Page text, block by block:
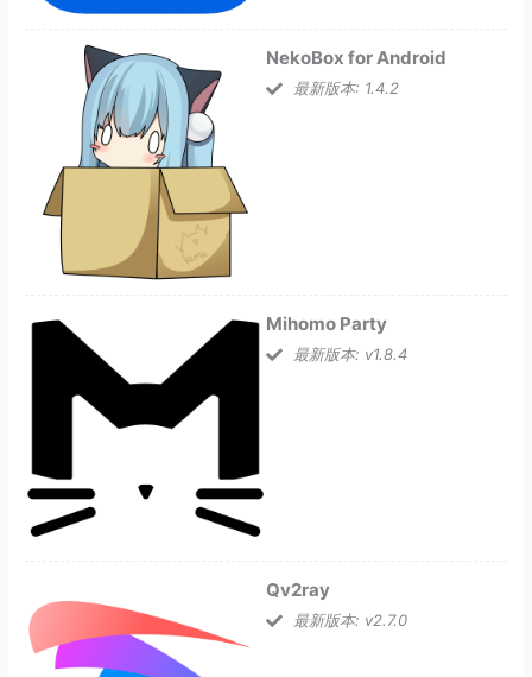
NekoBox for Android
最新版本: 1.4.2
Mihomo Party
最新版本: v1.8.4
Qv2ray
最新版本: v2.7.0